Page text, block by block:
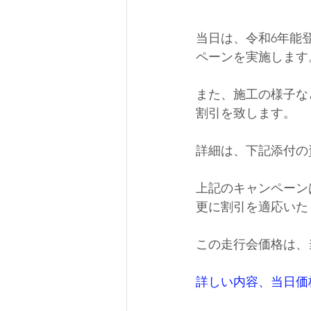
当日は、令和6年能
ペーンを実施します
また、施工の様子
割引を致します。
詳細は、下記添付
上記のキャンペー
更に割引を適応い
この走行会価格は
詳しい内容、当日